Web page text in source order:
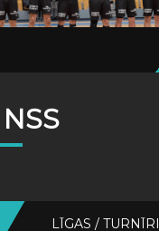
LĪGAS / TURNĪRI